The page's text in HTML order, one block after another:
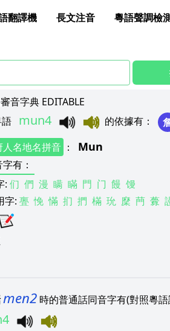
翻譯機 長文注音 粵語聲調檢
音字典 EDITABLE
mun4 的依據有：
名地名拼音 ： Mun
字有：
: 们 們 漫 瞒 瞞 門 门 饅 馒
字: 亹 悗 慲 扪 捫 樠 玧 穈 菛 虋
men2 時的普通話同音字有(對照粵